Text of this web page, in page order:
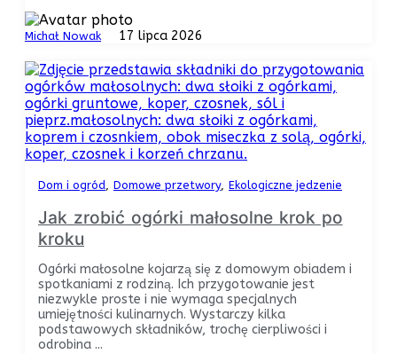
Michał Nowak 17 lipca 2026
Dom i ogród Domowe przetwory Ekologiczne jedzenie
Jak zrobić ogórki małosolne krok po
kroku
Ogórki małosolne kojarzą się z domowym obiadem i
spotkaniami z rodziną. Ich przygotowanie jest
niezwykle proste i nie wymaga specjalnych
umiejętności kulinarnych. Wystarczy kilka
podstawowych składników, trochę cierpliwości i
odrobina ...